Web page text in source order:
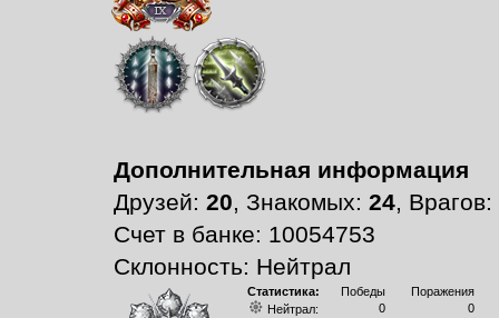
Дополнительная информация
Друзей: 20, Знакомых: 24, Врагов:
Счет в банке: 10054753
Склонность: Нейтрал
Статистика: Победы
Поражения
Нейтрал:
0
0